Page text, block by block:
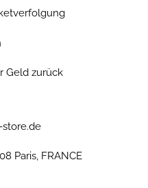
Geld zurück
store.de
Paris, FRANCE